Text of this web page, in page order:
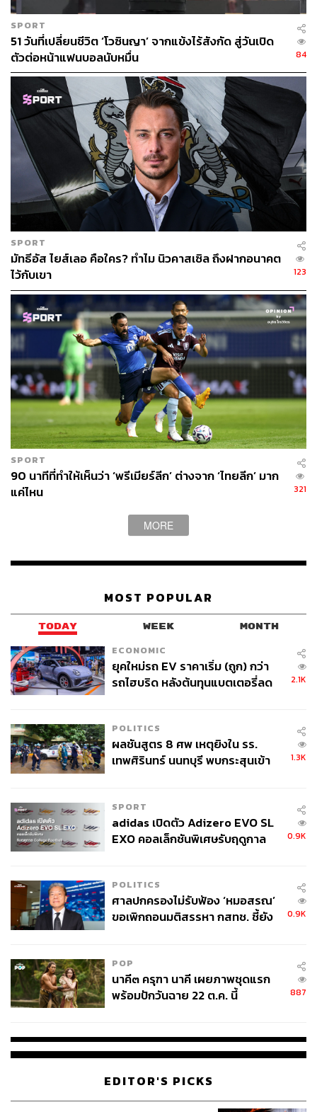
(ครั้งอยู่กับเซลติก) และ โมฮัมเหม็ด ซาลาห์ กับ อลิสสัน เบ็ค
เกอร์ (โรมา)
แต่ไม่ว่าจะอำนาจทางการเงินหรือแรงดึงดูดแล้ว บอร์นมัธ
ของฮิวจ์สไม่มีทางสู้ลิเวอร์พูลของเอ็ดเวิร์ดส์ได้
ชัยชนะไม่กี่ครั้งที่เขามีเหนือพี่ใหญ่คือ การชักชวน ลอยด์
เคลลี ให้ปฏิเสธการย้ายไปลิเวอร์พูล และเลือกอยู่กับบอร์นมัธ
แทนในปี 2019 ด้วยค่าตัว 13 ล้านปอนด์ ซึ่งทำเอาเอ็ดเวิร์ดส์
ต่อสายไปแสดงความยินดีด้วย แม้จะหัวเสียนิดหน่อยที่โดนทำ
แสบก็ตาม
ดังนั้นพูดง่ายๆ คือ ฮิวจ์สคือร่างจำลองของเอ็ดเวิร์ดส์ และ
สายสัมพันธ์ที่แนบแน่นยืนยาวระหว่างทั้งสองจะเป็นสิ่งที่มี
ความสำคัญอย่างมากในการกำหนดทิศทางของลิเวอร์พูลใน
อนาคต
เพราะตั้งแต่เอ็ดเวิร์ดส์อำลาทีมไป จูเลียน วอร์ด ลูกมือที่ขึ้น
ลาออกล่วงหน้าหลายเดือน ทำให้สโมสรต้องทำตามคำแนะ
โวล์ฟสบวร์ก มาช่วยประคองไปก่อน โดยที่ขณะนั้นไม่มีใครรู้
ว่านี่จะเป็นฤดูกาลสุดท้ายของผู้จัดการทีมชาวเยอรมัน
ดังนั้นการที่คล็อปป์ประกาศลาออกแบบไม่มีใครคาดคิด
หมายถึงการที่ลิเวอร์พูลจะต้องเริ่มต้นยุคใหม่ที่เหมือนนับจาก
0 เลยทีเดียวในเชิงของโครงสร้าง แม้ว่าในทาง ‘มรดกลูก
หนัง’ ที่คล็อปป์ทิ้งไว้ให้นั้นจะมีคุณค่ามากล้นแล้วก็ตาม
ฮิวจ์สจะเป็นคนที่ช่วยนำทางสโมสรไป โดยมีเอ็ดเวิร์ดส์คอย
ช่วยดูอยู่ห่างๆ อีกทีหนึ่ง
คล็อปป์ ที่แม้ในมุมของแฟนบอลแล้ว เชื่อว่าเป็นไปแทบไม่
ได้ที่จะหาคนที่ดีพอๆ กันมาทดแทนในเวลานี้ แต่ในมุมของ
สโมสรแล้ว พวกเขาต้องการต่อยอดความสำเร็จของ
ก่อนหน้านี้มีการเชื่อมโยงว่าเอเจนต์ของฮิวจ์สอย่าง อิญากิ อิ
บานเยซ เป็นเอเจนต์คนเดียวกับ ชาบี อลอนโซ กุนซือเนื้อหอม
ที่มาแรงที่สุดของไบเออร์ เลเวอร์คูเซน และเป็นเต็งหนึ่งทั้งใน
น่าจะต่อยอดจากมรดกของคล็อปป์ได้
SPORT
51 วันที่เปลี่ยนชีวิต ‘โวซินญา’ จากแข้งไร้สังกัด สู่วันเปิด
ตัวต่อหน้าแฟนบอลนับหมื่น
84
SPORT
มัทธีอัส ไยส์เลอ คือใคร? ทำไม นิวคาสเซิล ถึงฝากอนาคต
ไว้กับเขา
123
SPORT
90 นาทีที่ทำให้เห็นว่า ‘พรีเมียร์ลีก’ ต่างจาก ‘ไทยลีก’ มาก
แค่ไหน
321
MORE
MOST POPULAR
TODAY WEEK MONTH
ECONOMIC
ยุคใหม่รถ EV ราคาเริ่ม (ถูก) กว่า
รถไฮบริด หลังต้นทุนแบตเตอรี่ลด
2.1K
POLITICS
ผลชันสูตร 8 ศพ เหตุยิงใน รร.
เทพศิรินทร์ นนทบุรี พบกระสุนเข้า
1.3K
SPORT
adidas เปิดตัว Adizero EVO SL
EXO คอลเล็กชันพิเศษรับฤดูกาล
0.9K
POLITICS
ศาลปกครองไม่รับฟ้อง ‘หมอสรณ’
ขอเพิกถอนมติสรรหา กสทช. ชี้ยัง
0.9K
POP
นาคี๓ ครุฑา นาคี เผยภาพชุดแรก
พร้อมปักวันฉาย 22 ต.ค. นี้
887
EDITOR'S PICKS